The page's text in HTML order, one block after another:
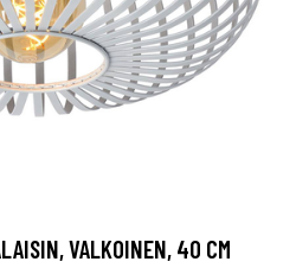
VALKOINEN, 40 CM